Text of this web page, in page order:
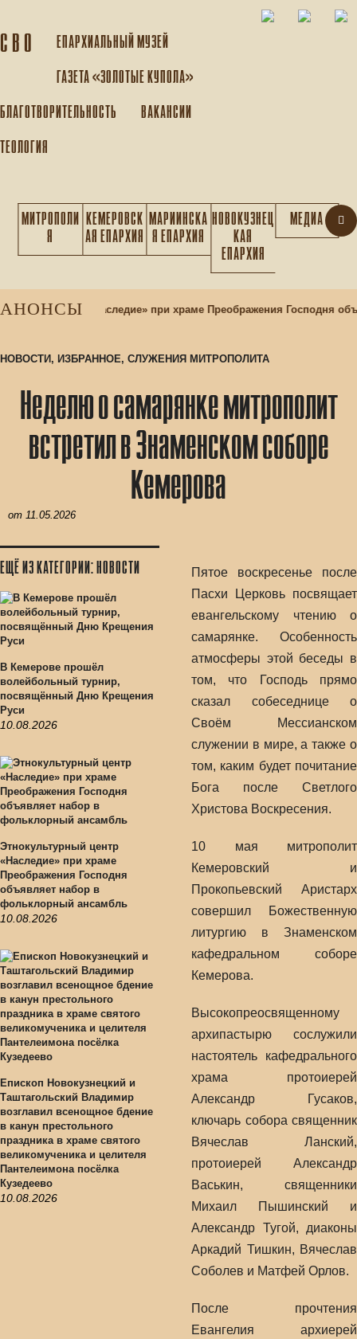
С В О
ЕПАРХИАЛЬНЫЙ МУЗEЙ
ГАЗЕТА «ЗОЛОТЫЕ КУПОЛА»
БЛАГОТВОРИТЕЛЬНОСТЬ
ВАКАНСИИ
ТЕОЛОГИЯ
МИТРОПОЛИ
Я
КЕМЕРОВСК
АЯ ЕПАРХИЯ
МАРИИНСКА
Я ЕПАРХИЯ
НОВОКУЗНЕЦ
КАЯ
ЕПАРХИЯ
МЕДИА
АНОНСЫцентр «Наследие» при храме Преображения Господня
НОВОСТИ , ИЗБРАННОЕ, СЛУЖЕНИЯ МИТРОПОЛИТА
Неделю о самарянке митрополит
встретил в Знаменском соборе
Кемерова
от 11.05.2026
ЕЩЁ ИЗ КАТЕГОРИИ: НОВОСТИ
В Кемерове прошёл
волейбольный турнир,
посвящённый Дню Крещения
Руси
10.08.2026
Этнокультурный центр
«Наследие» при храме
Преображения Господня
объявляет набор в
фольклорный ансамбль
10.08.2026
Епископ Новокузнецкий и
Таштагольский Владимир
возглавил всенощное бдение
в канун престольного
праздника в храме святого
великомученика и целителя
Пантелеимона посёлка
Кузедеево
10.08.2026
Пятое воскресенье после
Пасхи Церковь посвящает
евангельскому чтению о
самарянке. Особенность
атмосферы этой беседы в
том, что Господь прямо
сказал собеседнице о
Своём Мессианском
служении в мире, а также о
том, каким будет почитание
Бога после Светлого
Христова Воскресения.
10 мая митрополит
Кемеровский и
Прокопьевский Аристарх
совершил Божественную
литургию в Знаменском
кафедральном соборе
Кемерова.
Высокопреосвященному
архипастырю сослужили
настоятель кафедрального
храма протоиерей
Александр Гусаков,
ключарь собора священник
Вячеслав Ланский,
протоиерей Александр
Васькин, священники
Михаил Пышинский и
Александр Тугой, диаконы
Аркадий Тишкин, Вячеслав
Соболев и Матфей Орлов.
После прочтения
Евангелия архиерей